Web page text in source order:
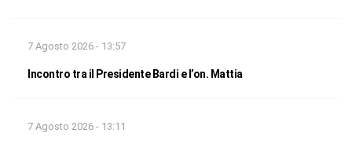
7 Agosto 2026 - 13:57
Incontro tra il Presidente Bardi e l’on. Mattia
7 Agosto 2026 - 13:11